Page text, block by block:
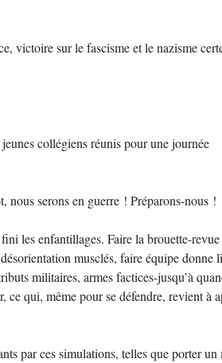
victoire sur le fascisme et le nazisme
collégiens réunis pour une journée
serons en guerre ! Préparons-nous !
les enfantillages. Faire la brouette-
musclés, faire équipe donne
militaires, armes factices-jusqu’à
qui, même pour se défendre, revient à
par ces simulations, telles que porter un